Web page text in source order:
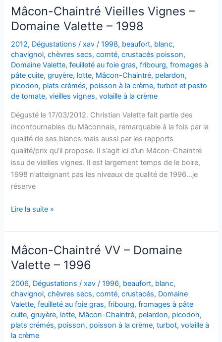
Vignes
–
Domaine
Valette
–
1996
Mâcon-Chaintré Vieilles Vignes –
Domaine Valette – 1998
2012, Dégustations /xav/1998, beaufort, blanc,
chavignol,chèvres secs,comté,crustacés poisson,
Domaine Valette,feuilleté au foie gras,fribourg,fromages à
pâte cuite,gruyère, lotte, Mâcon-Chaintré, pelardon,
picodon, plats crémés, poisson à la crème,turbot et pesto
de tomate,vieilles vignes,volaille à la crème
Dégusté le 17/03/2012. Christian Valette fait partie des
incontournables du Mâconnais, remarquable à la fois par la
qualité de ses blancs mais aussi par les rapports
qualité/prix qu’il propose. Il s’agit ici d’un Mâcon-Chaintré
issu de vieilles vignes. Il est largement temps de le boire,
1998 n’atteignant pas les niveaux de qualité de 1996…je
réserve
Mâcon-
Vieilles
Vignes
–
Domaine
Valette
–
1998
Lire la suite »
Mâcon-Chaintré VV – Domaine
Valette – 1996
2006, Dégustations /xav/1996, beaufort, blanc,
chavignol,chèvres secs,comté,crustacés, Domaine
Valette,feuilleté au foie gras,fribourg,fromages à pâte
cuite,gruyère, lotte, Mâcon-Chaintré, pelardon, picodon,
plats crémés, poisson, poisson à la crème,turbot,volaille à
la crème